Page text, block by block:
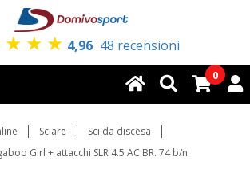
★ ★ ★ 4,96 48 recensioni
0
Sciare
Sci da discesa
Girl + attacchi SLR 4.5 AC BR. 74 b/n